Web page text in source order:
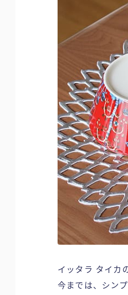
イッタラ タイカ
今までは、シン